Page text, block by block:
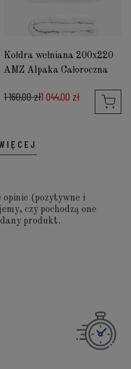
Kołdra wełniana 200x220
AMZ Alpaka Całoroczna
1 160,00 zł1 044,00 zł
opinie (pozytywne i
czy pochodzą one
produkt.